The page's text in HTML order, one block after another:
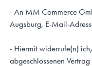
- An MM Commerce
Augsburg, E-Mail-
- Hiermit widerrufe(n)
abgeschlossenen